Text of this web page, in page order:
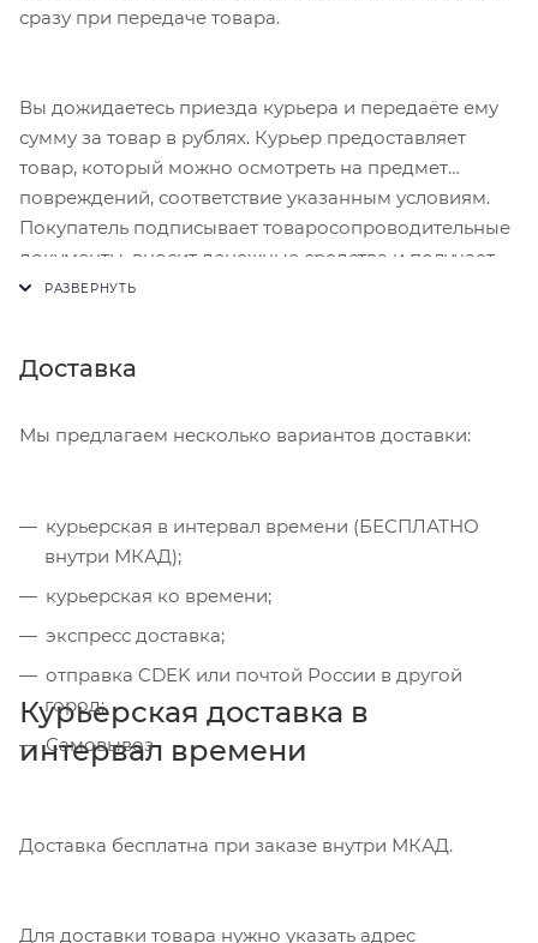
сразу при передаче товара.
Вы дожидаетесь приезда курьера и передаёте ему
сумму за товар в рублях. Курьер предоставляет
товар, который можно осмотреть на предмет
повреждений, соответствие указанным условиям.
Покупатель подписывает товаросопроводительные
документы, вносит денежные средства и получает
чек.
Доставка
Мы предлагаем несколько вариантов доставки:
курьерская в интервал времени (БЕСПЛАТНО
внутри МКАД);
курьерская ко времени;
экспресс доставка;
отправка CDEK или почтой России в другой
город;
Самовывоз
Курьерская доставка в
интервал времени
Доставка бесплатна при заказе внутри МКАД.
Для доставки товара нужно указать адрес